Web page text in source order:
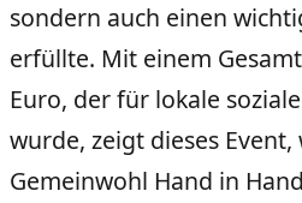
sondern auch einen
erfüllte. Mit einem
Euro, der für lokale
wurde, zeigt dieses
Gemeinwohl Hand in